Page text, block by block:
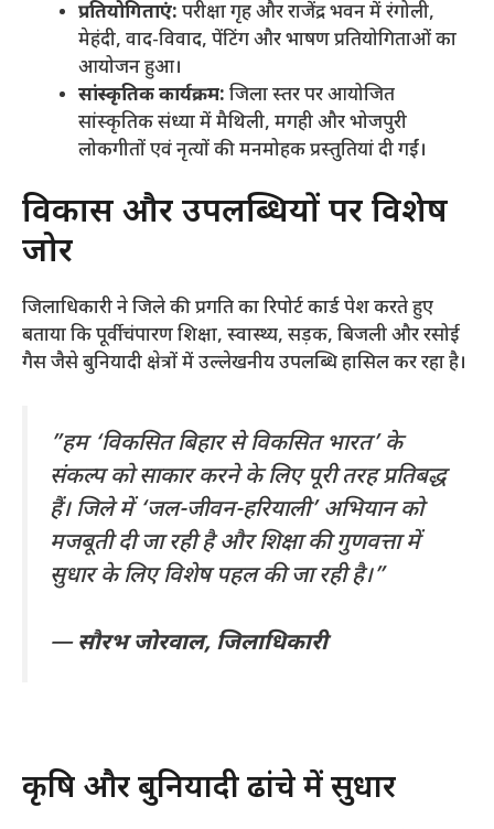
प्रतियोगिताएं: परीक्षा गृह और राजेंद्र भवन में रंगोली,
मेहंदी, वाद-विवाद, पेंटिंग और भाषण प्रतियोगिताओं का
आयोजन हुआ।
सांस्कृतिक कार्यक्रम: जिला स्तर पर आयोजित
सांस्कृतिक संध्या में मैथिली, मगही और भोजपुरी
लोकगीतों एवं नृत्यों की मनमोहक प्रस्तुतियां दी गईं।
​विकास और उपलब्धियों पर विशेष
जोर
​जिलाधिकारी ने जिले की प्रगति का रिपोर्ट कार्ड पेश करते हुए
बताया कि पूर्वी चंपारण शिक्षा, स्वास्थ्य, सड़क, बिजली और रसोई
गैस जैसे बुनियादी क्षेत्रों में उल्लेखनीय उपलब्धि हासिल कर रहा है।
​”हम ‘विकसित बिहार से विकसित भारत’ के
संकल्प को साकार करने के लिए पूरी तरह प्रतिबद्ध
हैं। जिले में ‘जल-जीवन-हरियाली’ अभियान को
मजबूती दी जा रही है और शिक्षा की गुणवत्ता में
सुधार के लिए विशेष पहल की जा रही है।”
—सौरभ जोरवाल, जिलाधिकारी
​कृषि और बुनियादी ढांचे में सुधार